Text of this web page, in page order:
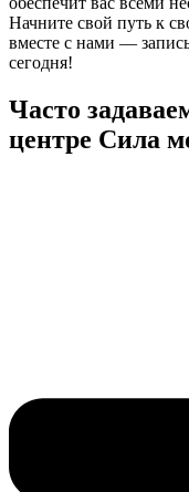
Начните свой путь к
вместе с нами —
сегодня!
Часто
центре Сила